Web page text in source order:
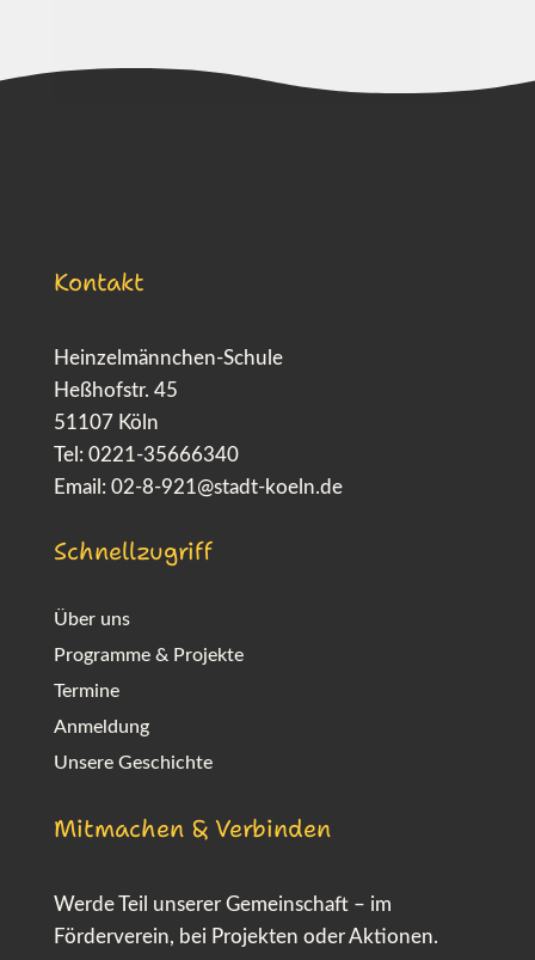
Kontakt
Heinzelmännchen-Schule
Heßhofstr. 45
51107 Köln
Tel: 0221-35666340
Email: 02-8-921@stadt-koeln.de
Schnellzugriff
Über uns
Programme & Projekte
Termine
Anmeldung
Unsere Geschichte
Mitmachen & Verbinden
Werde Teil unserer Gemeinschaft – im
Förderverein, bei Projekten oder Aktionen.